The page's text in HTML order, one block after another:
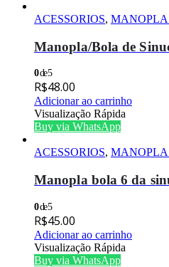
ACESSORIOS,
Manopla/Bola de
0de 5
R$48.00
Adicionar ao carrinho
Visualização Rápida
Buy via WhatsApp
ACESSORIOS,
Manopla bola 6 da
0de 5
R$45.00
Adicionar ao carrinho
Visualização Rápida
Buy via WhatsApp